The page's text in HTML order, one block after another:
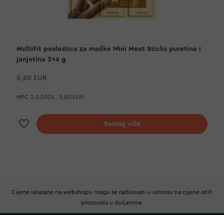
MultiFit poslastica za mačke Mini Meat Sticks puretina i
janjetina 3x6 g
0,60 EUR
MPC 2.5.2025.: 0,80 EUR
Saznaj više
Dodaj na listu želja
Cijene iskazane na webshopu mogu se razlikovati u odnosu na cijene istih
proizvoda u dućanima.